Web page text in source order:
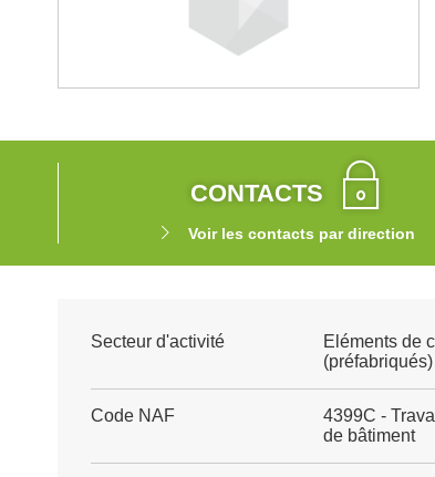
CONTACTS
Voir les contacts par direction
Secteur d'activité
Eléments de
(préfabriqués)
Code NAF
4399C -
de bâtiment